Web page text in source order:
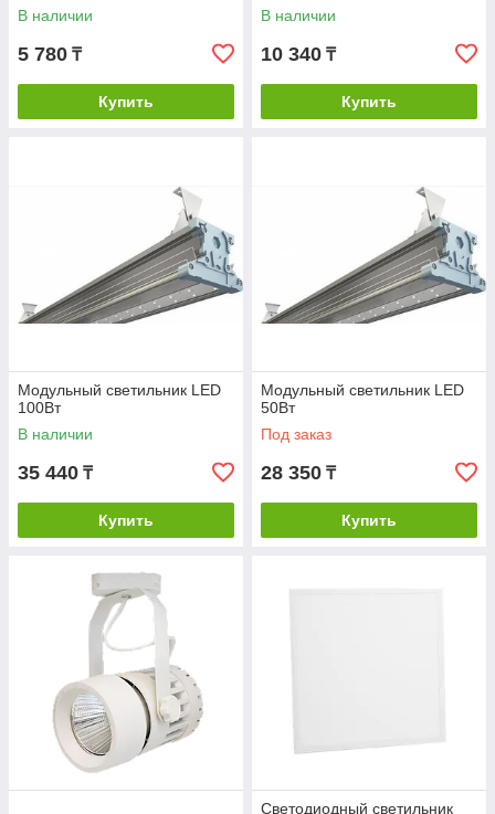
В наличии
5 780 ₸
Купить
В наличии
10 340 ₸
Купить
Модульный светильник LED
100Вт
В наличии
35 440 ₸
Купить
Модульный светильник LED
50Вт
Под заказ
28 350 ₸
Купить
Светодиодный светильник